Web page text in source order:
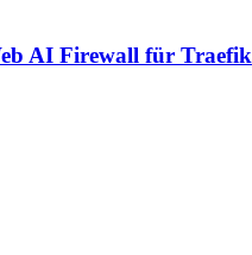
AI Firewall für Traefik